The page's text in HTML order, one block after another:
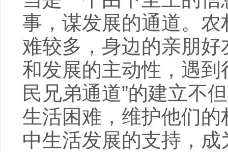
事，谋发展的通道。
难较多，身边的亲朋
和发展的主动性，遇
民兄弟通道”的建立不
生活困难，维护他们
中生活发展的支持，